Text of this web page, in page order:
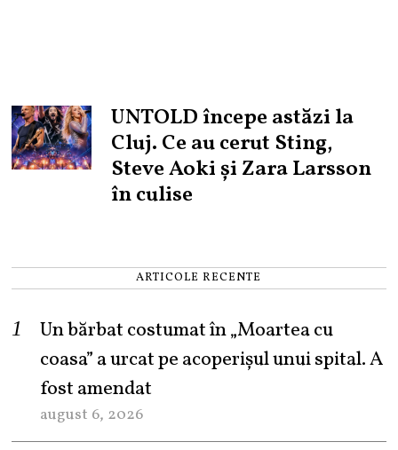
UNTOLD începe astăzi la
Cluj. Ce au cerut Sting,
Steve Aoki și Zara Larsson
în culise
ARTICOLE RECENTE
Un bărbat costumat în „Moartea cu
coasa” a urcat pe acoperișul unui spital. A
fost amendat
august 6, 2026